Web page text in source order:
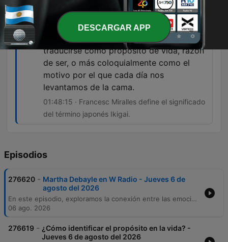
en un flujo de pensamiento acelerado en la
adultez.
Ikigai es una palabra japonesa que suele
traducirse como propósito de vida, razón
de ser, o más coloquialmente como el
motivo por el que cada día nos
levantamos de la cama.
01:48:15 · Francesc Miralles define el significado
del término japonés Ikigai.
Episodios
276620 - Martha Debayle en W Radio - Jueves 6 de
agosto del 2026
En este episodio, exploramos la conexión entre las emociones y la salud física, analizando el trastorno por atracón como un mecanismo de gestión del estrés y su relación con la obesidad. También abordamos los riesgos respiratorios derivados de la contaminación ambiental y las emisiones volcánicas en la Ciudad de México, advirtiendo sobre la importancia de no normalizar síntomas persistentes. Finalmente, profundizamos en el diagnóstico y la manifestación del TDAH en adultos, desde la hiperactividad mental hasta la disfunción ejecutiva. El programa concluye con una reflexión sobre el concepto japonés 'Ikigai', analizando cómo las nuevas generaciones buscan un propósito de vida que integre la pasión, la vocación y la contribución al mundo.
06 ago. 2026
276619 - ¿Cómo identificar el propósito en la vida? -
Jueves 6 de agosto del 2026
DESCARGAR APP